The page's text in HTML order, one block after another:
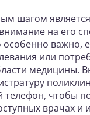
шагом
на его
важно,
или
медицины.
телефон, чтобы
врачах и